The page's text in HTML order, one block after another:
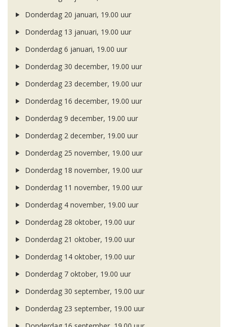
Donderdag 20 januari, 19.00 uur
Donderdag 13 januari, 19.00 uur
Donderdag 6 januari, 19.00 uur
Donderdag 30 december, 19.00 uur
Donderdag 23 december, 19.00 uur
Donderdag 16 december, 19.00 uur
Donderdag 9 december, 19.00 uur
Donderdag 2 december, 19.00 uur
Donderdag 25 november, 19.00 uur
Donderdag 18 november, 19.00 uur
Donderdag 11 november, 19.00 uur
Donderdag 4 november, 19.00 uur
Donderdag 28 oktober, 19.00 uur
Donderdag 21 oktober, 19.00 uur
Donderdag 14 oktober, 19.00 uur
Donderdag 7 oktober, 19.00 uur
Donderdag 30 september, 19.00 uur
Donderdag 23 september, 19.00 uur